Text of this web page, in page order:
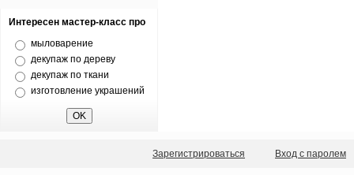
Интересен мастер-класс про
мыловарение
декупаж по дереву
декупаж по ткани
изготовление украшений
Зарегистрироваться Вход с паролем